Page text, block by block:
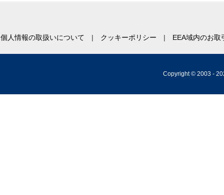
個人情報の取扱いについて クッキーポリシー EEA域内のお
Copyright © 2003 -